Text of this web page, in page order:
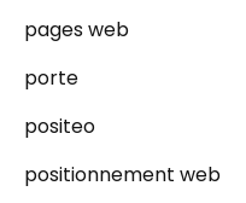
pages web
porte
positeo
positionnement web